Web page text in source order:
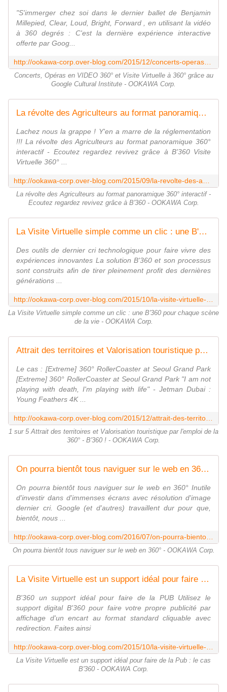
"S'immerger chez soi dans le dernier ballet de Benjamin
Millepied, Clear, Loud, Bright, Forward , en utilisant la vidéo
à 360 degrés : C'est la dernière expérience interactive
offerte par Goog...
Concerts, Opéras en VIDEO 360° et Visite Virtuelle à 360° grâce au
Google Cultural Institute - OOKAWA Corp.
La révolte des Agriculteurs au format panoramique 360° interactif - Ecoutez regardez revivez grâce à B'360 - OOKAWA Corp.
Lachez nous la grappe ! Y'en a marre de la réglementation
!!! La révolte des Agriculteurs au format panoramique 360°
interactif - Ecoutez regardez revivez grâce à B'360 Visite
Virtuelle 360° ...
La révolte des Agriculteurs au format panoramique 360° interactif -
Ecoutez regardez revivez grâce à B'360 - OOKAWA Corp.
La Visite Virtuelle simple comme un clic : une B'360 pour chaque scène de la vie - OOKAWA Corp.
Des outils de dernier cri technologique pour faire vivre des
expériences innovantes La solution B'360 et son processus
sont construits afin de tirer pleinement profit des dernières
générations ...
La Visite Virtuelle simple comme un clic : une B'360 pour chaque scène
de la vie - OOKAWA Corp.
Attrait des territoires et Valorisation touristique par l'emploi de la 360° - B'360 ! - OOKAWA Corp.
Le cas : [Extreme] 360° RollerCoaster at Seoul Grand Park
[Extreme] 360° RollerCoaster at Seoul Grand Park "I am not
playing with death, I'm playing with life" - Jetman Dubai :
Young Feathers 4K ...
1 sur 5 Attrait des territoires et Valorisation touristique par l'emploi de la
360° - B'360 ! - OOKAWA Corp.
On pourra bientôt tous naviguer sur le web en 360° - OOKAWA Corp.
On pourra bientôt tous naviguer sur le web en 360° Inutile
d'investir dans d'immenses écrans avec résolution d'image
dernier cri. Google (et d'autres) travaillent dur pour que,
bientôt, nous ...
On pourra bientôt tous naviguer sur le web en 360° - OOKAWA Corp.
La Visite Virtuelle est un support idéal pour faire de la Pub : le cas B'360 - OOKAWA Corp.
B'360 un support idéal pour faire de la PUB Utilisez le
support digital B'360 pour faire votre propre publicité par
affichage d'un encart au format standard cliquable avec
redirection. Faites ainsi
La Visite Virtuelle est un support idéal pour faire de la Pub : le cas
B'360 - OOKAWA Corp.